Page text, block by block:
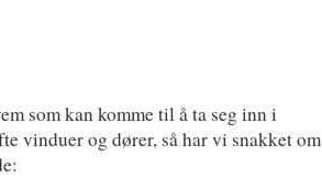
som kan komme til å ta seg inn i
vinduer og dører, så har vi snakket om